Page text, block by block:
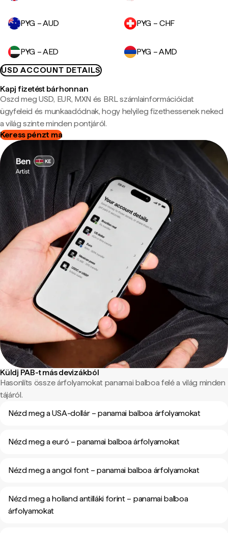
PYG – AUD PYG – CHF
PYG – AED
PYG – AMD
USD ACCOUNT DETAILS
Kapj fizetést bárhonnan
Oszd meg USD, EUR, MXN és BRL számlainformációidat
ügyfeleid és munkaadódnak, hogy helyileg fizethessenek neked
a világ szinte minden pontjáról.
Keress pénzt ma
Küldj PAB-t más devizákból
Hasonlíts össze árfolyamokat panamai balboa felé a világ minden
tájáról.
Nézd meg a USA-dollár – panamai balboa árfolyamokat
Nézd meg a euró – panamai balboa árfolyamokat
Nézd meg a angol font – panamai balboa árfolyamokat
Nézd meg a holland antilláki forint – panamai balboa
árfolyamokat